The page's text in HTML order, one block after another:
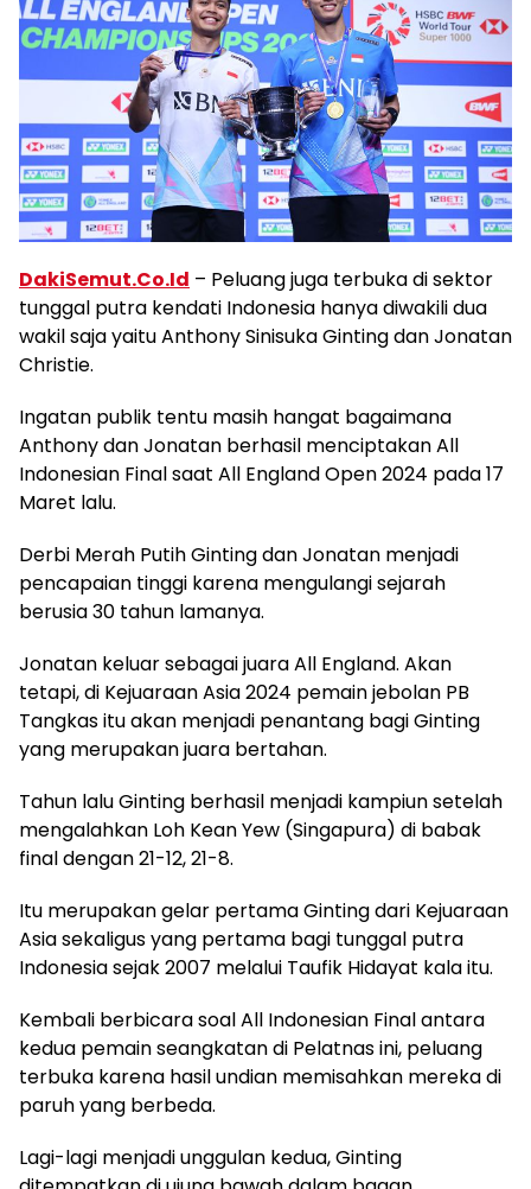
DakiSemut.Co.Id – Peluang juga terbuka di sektor
tunggal putra kendati Indonesia hanya diwakili dua
wakil saja yaitu Anthony Sinisuka Ginting dan Jonatan
Christie.
Ingatan publik tentu masih hangat bagaimana
Anthony dan Jonatan berhasil menciptakan All
Indonesian Final saat All England Open 2024 pada 17
Maret lalu.
Derbi Merah Putih Ginting dan Jonatan menjadi
pencapaian tinggi karena mengulangi sejarah
berusia 30 tahun lamanya.
Jonatan keluar sebagai juara All England. Akan
tetapi, di Kejuaraan Asia 2024 pemain jebolan PB
Tangkas itu akan menjadi penantang bagi Ginting
yang merupakan juara bertahan.
Tahun lalu Ginting berhasil menjadi kampiun setelah
mengalahkan Loh Kean Yew (Singapura) di babak
final dengan 21-12, 21-8.
Itu merupakan gelar pertama Ginting dari Kejuaraan
Asia sekaligus yang pertama bagi tunggal putra
Indonesia sejak 2007 melalui Taufik Hidayat kala itu.
Kembali berbicara soal All Indonesian Final antara
kedua pemain seangkatan di Pelatnas ini, peluang
terbuka karena hasil undian memisahkan mereka di
paruh yang berbeda.
Lagi-lagi menjadi unggulan kedua, Ginting